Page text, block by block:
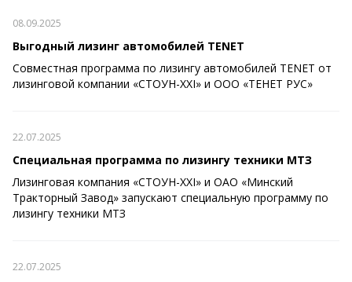
08.09.2025
Выгодный лизинг автомобилей TENET
Совместная программа по лизингу автомобилей TENET от
лизинговой компании «СТОУН-XXI» и ООО «ТЕНЕТ РУС»
22.07.2025
Специальная программа по лизингу техники МТЗ
Лизинговая компания «СТОУН-XXI» и ОАО «Минский
Тракторный Завод» запускают специальную программу по
лизингу техники МТЗ
22.07.2025